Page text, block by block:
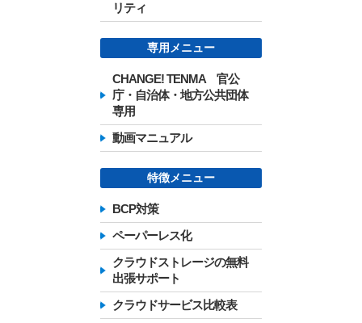
リティ
専用メニュー
CHANGE! TENMA 官公
庁・自治体・地方公共団体
専用
動画マニュアル
特徴メニュー
BCP対策
ペーパーレス化
クラウドストレージの無料
出張サポート
クラウドサービス比較表